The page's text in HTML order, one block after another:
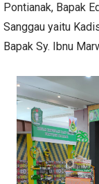
Pontianak, Bapak
Sanggau yaitu
Bapak Sy. Ibnu